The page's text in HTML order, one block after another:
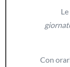
Le
Con